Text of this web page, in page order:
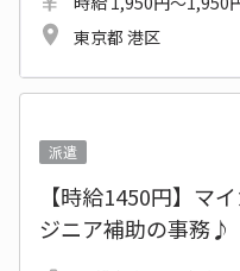
東京都 港区
派遣
【時給1450円】マ
ジニア補助の事務♪